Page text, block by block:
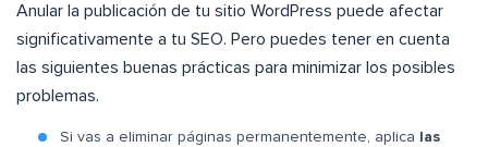
Anular la publicación de tu sitio WordPress puede afectar
significativamente a tu SEO. Pero puedes tener en cuenta
las siguientes buenas prácticas para minimizar los posibles
problemas.
Si vas a eliminar páginas permanentemente, aplica
las